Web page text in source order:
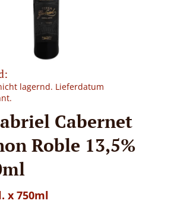
lagernd. Lieferdatum
Cabernet
Roble 13,5%
x 750ml